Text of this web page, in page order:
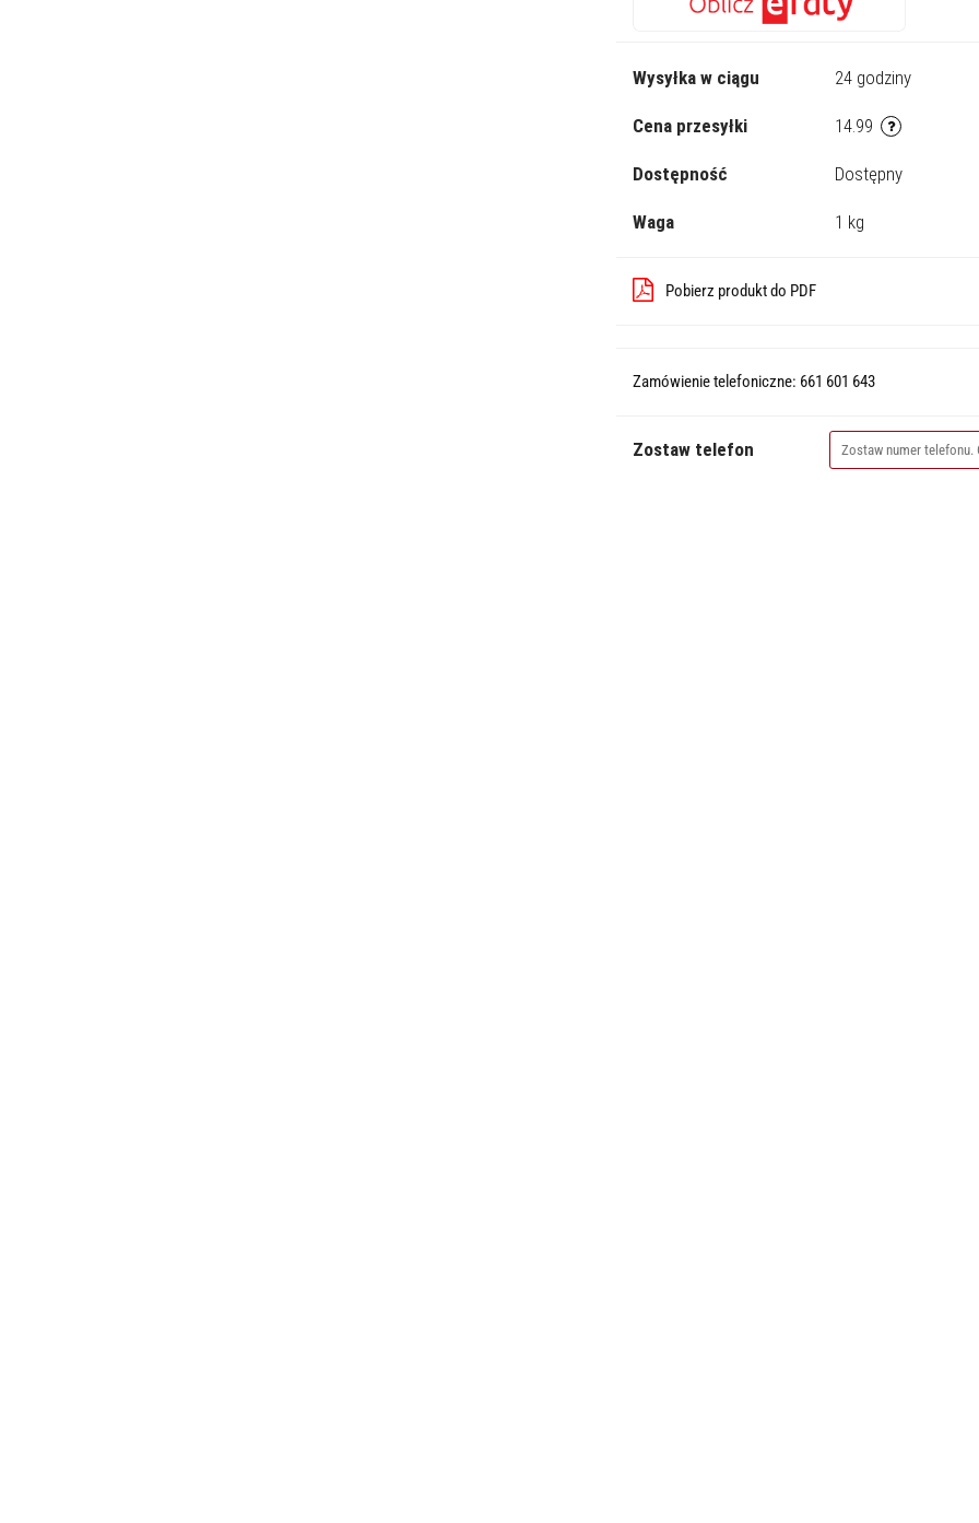
Wysyłka w ciągu 24 godziny
Cena przesyłki 14.99
Dostępność Dostępny
Waga 1 kg
Pobierz produkt do PDF
Zamówienie telefoniczne: 661 601 643
Zostaw telefon